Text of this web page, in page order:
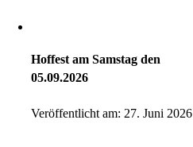
Hoffest am Samstag den
05.09.2026
Veröffentlicht am: 27. Juni 2026